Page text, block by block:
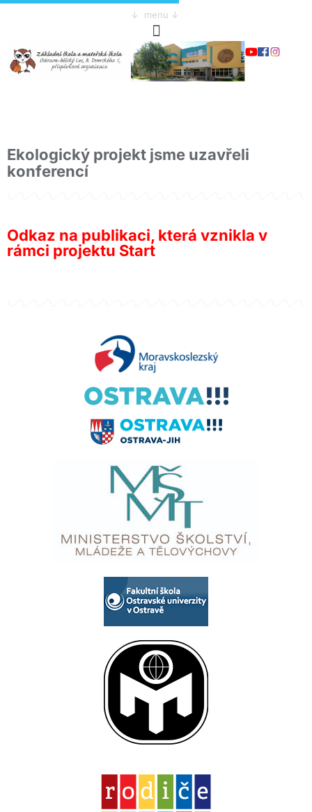
↓ menu ↓
Ekologický projekt jsme uzavřeli
konferencí
Odkaz na publikaci, která vznikla v
rámci projektu Start